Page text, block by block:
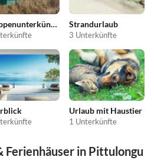
Gruppenunterkünfte Strandurlaub
3 Unterkünfte
Urlaub mit Haustier
1 Unterkünfte
Ferienhäuser in Pittulongu